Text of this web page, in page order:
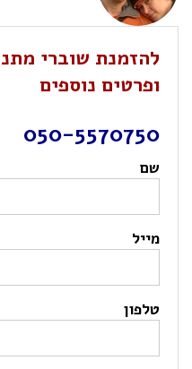
להזמנת שוברי
ופרטים נוספים
050-5570750
שם
מייל
טלפון